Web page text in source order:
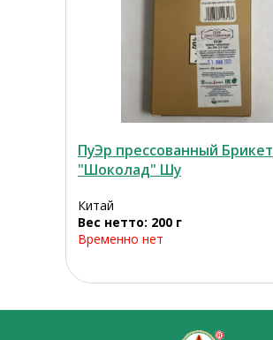
ПуЭр прессованный Брикет
"Шоколад" Шу
Китай
Вес нетто: 200 г
Временно нет